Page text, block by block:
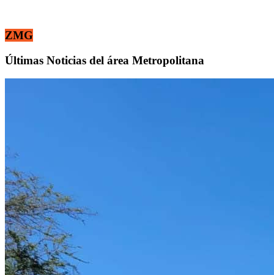
ZMG
Últimas Noticias del área Metropolitana